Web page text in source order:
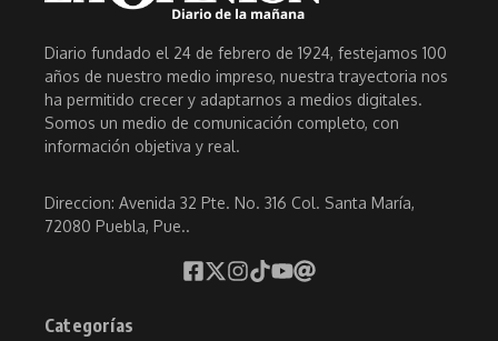
Diario fundado el 24 de febrero de 1924, festejamos 100
años de nuestro medio impreso, nuestra trayectoria nos
ha permitido crecer y adaptarnos a medios digitales.
Somos un medio de comunicación completo, con
información objetiva y real.
Direccion: Avenida 32 Pte. No. 316 Col. Santa María,
72080 Puebla, Pue..
Categorías